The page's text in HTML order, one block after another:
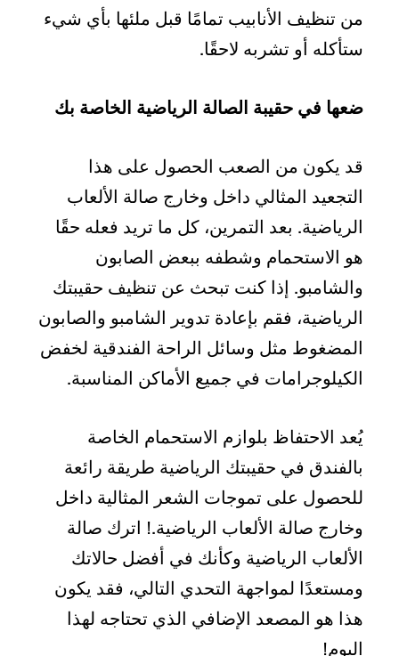
من تنظيف الأنابيب تمامًا قبل ملئها بأي شيء
ستأكله أو تشربه لاحقًا.
ضعها في حقيبة الصالة الرياضية الخاصة بك
قد يكون من الصعب الحصول على هذا
التجعيد المثالي داخل وخارج صالة الألعاب
الرياضية. بعد التمرين، كل ما تريد فعله حقًا
هو الاستحمام وشطفه ببعض الصابون
والشامبو. إذا كنت تبحث عن تنظيف حقيبتك
الرياضية، فقم بإعادة تدوير الشامبو والصابون
المضغوط مثل وسائل الراحة الفندقية لخفض
الكيلوجرامات في جميع الأماكن المناسبة.
يُعد الاحتفاظ بلوازم الاستحمام الخاصة
بالفندق في حقيبتك الرياضية طريقة رائعة
للحصول على تموجات الشعر المثالية داخل
وخارج صالة الألعاب الرياضية.! اترك صالة
الألعاب الرياضية وكأنك في أفضل حالاتك
ومستعدًا لمواجهة التحدي التالي، فقد يكون
هذا هو المصعد الإضافي الذي تحتاجه لهذا
اليوم!